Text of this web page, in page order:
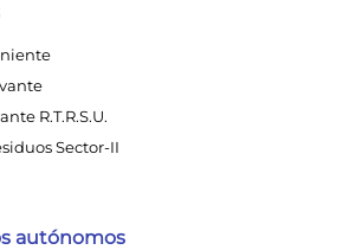
R.T.R.S.U.
Sector-II
autónomos